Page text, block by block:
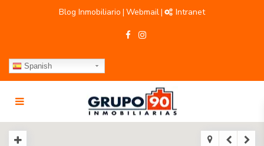
Blog Inmobiliario | Webmail| Intranet
Spanish